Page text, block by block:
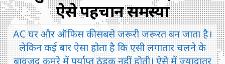
ऐसे पहचानें समस्या
AC घर और ऑफिस की सबसे जरूरी जरूरत बन जाता है।
लेकिन कई बार ऐसा होता है कि एसी लगातार चलने के
बावजूद कमरे में पर्याप्त ठंडक नहीं होती। ऐसे में ज्यादातर